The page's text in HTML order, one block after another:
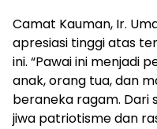
Camat Kauman, Ir.
apresiasi tinggi atas
ini. “Pawai ini menjadi
anak, orang tua, dan
beraneka ragam. Dari
jiwa patriotisme dan